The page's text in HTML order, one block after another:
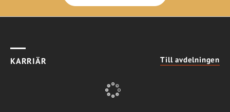
KARRIÄR Till avdelningen